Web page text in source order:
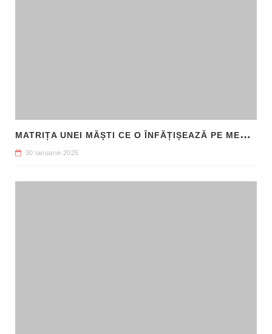
M
ATRIȚA UNEI MĂȘTI CE O ÎNFĂȚIȘEAZĂ PE MEDUSA, DESCOPERITĂ ÎN SICILIA
30 ianuarie 2025